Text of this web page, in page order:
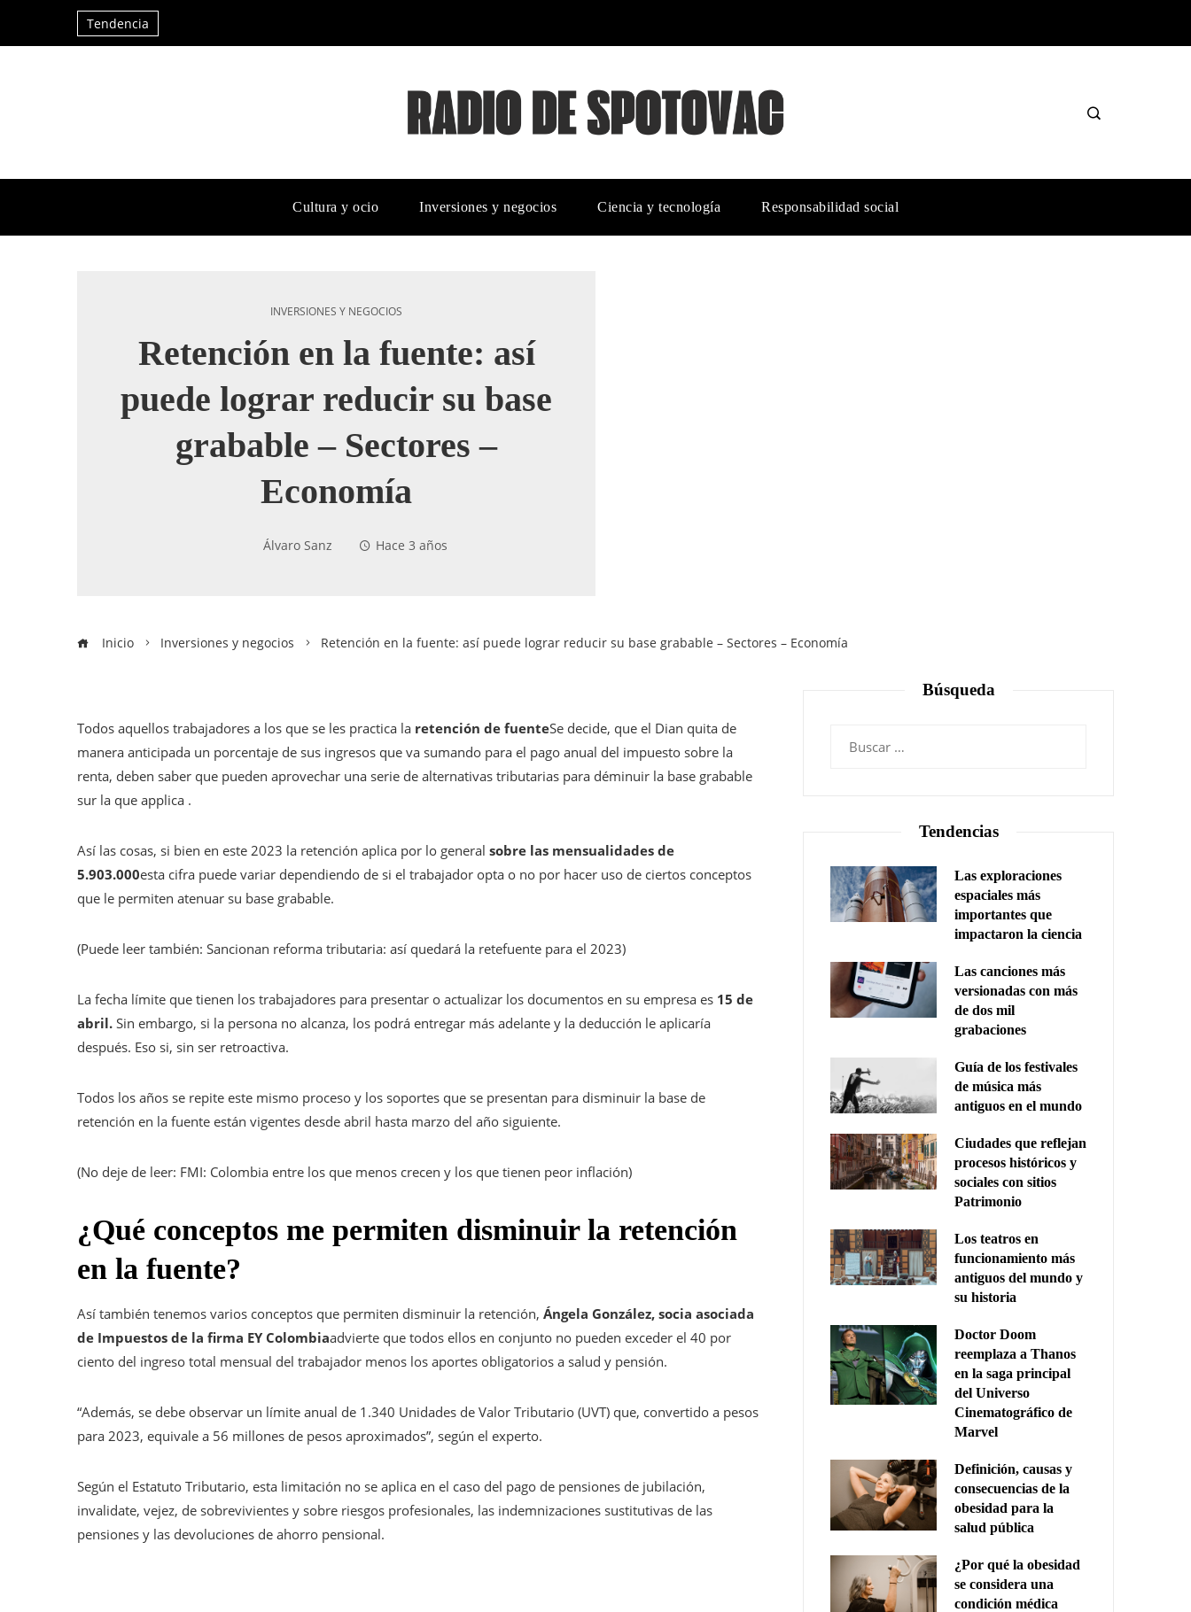
Tendencia
Cultura y ocio Inversiones y negocios Ciencia y tecnología Responsabilidad social
INVERSIONES Y NEGOCIOS
Retención en la fuente: así
puede lograr reducir su base
grabable – Sectores –
Economía
Álvaro Sanz Hace 3 años
Inicio Inversiones y negocios Retención en la fuente: así puede lograr reducir su base grabable – Sectores – Economía
Todos aquellos trabajadores a los que se les practica la retención de fuenteSe decide, que el Dian quita de
manera anticipada un porcentaje de sus ingresos que va sumando para el pago anual del impuesto sobre la
renta, deben saber que pueden aprovechar una serie de alternativas tributarias para déminuir la base grabable
sur la que applica .
Así las cosas, si bien en este 2023 la retención aplica por lo general sobre las mensualidades de
5.903.000esta cifra puede variar dependiendo de si el trabajador opta o no por hacer uso de ciertos conceptos
que le permiten atenuar su base grabable.
(Puede leer también: Sancionan reforma tributaria: así quedará la retefuente para el 2023)
La fecha límite que tienen los trabajadores para presentar o actualizar los documentos en su empresa es 15 de
abril. Sin embargo, si la persona no alcanza, los podrá entregar más adelante y la deducción le aplicaría
después. Eso si, sin ser retroactiva.
Todos los años se repite este mismo proceso y los soportes que se presentan para disminuir la base de
retención en la fuente están vigentes desde abril hasta marzo del año siguiente.
(No deje de leer: FMI: Colombia entre los que menos crecen y los que tienen peor inflación)
¿Qué conceptos me permiten disminuir la retención
en la fuente?
Así también tenemos varios conceptos que permiten disminuir la retención, Ángela González, socia asociada
de Impuestos de la firma EY Colombiaadvierte que todos ellos en conjunto no pueden exceder el 40 por
ciento del ingreso total mensual del trabajador menos los aportes obligatorios a salud y pensión.
“Además, se debe observar un límite anual de 1.340 Unidades de Valor Tributario (UVT) que, convertido a pesos
para 2023, equivale a 56 millones de pesos aproximados”, según el experto.
Según el Estatuto Tributario, esta limitación no se aplica en el caso del pago de pensiones de jubilación,
invalidate, vejez, de sobrevivientes y sobre riesgos profesionales, las indemnizaciones sustitutivas de las
pensiones y las devoluciones de ahorro pensional.
Búsqueda
Tendencias
Las exploraciones
espaciales más
importantes que
impactaron la ciencia
Las canciones más
versionadas con más
de dos mil
grabaciones
Guía de los festivales
de música más
antiguos en el mundo
Ciudades que reflejan
procesos históricos y
sociales con sitios
Patrimonio
Los teatros en
funcionamiento más
antiguos del mundo y
su historia
Doctor Doom
reemplaza a Thanos
en la saga principal
del Universo
Cinematográfico de
Marvel
Definición, causas y
consecuencias de la
obesidad para la
salud pública
¿Por qué la obesidad
se considera una
condición médica